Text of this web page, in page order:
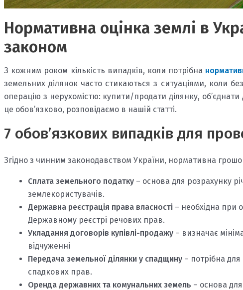
Нормативна оцінка землі в
законом
З кожним роком кількість випадків, коли потрібна
земельних ділянок часто стикаються з ситуаціями, коли
операцію з нерухомістю: купити/продати ділянку,
це обов’язково, розповідаємо в нашій статті.
7 обов’язкових випадків для
Згідно з чинним законодавством України, нормативна
Сплата земельного податку – основа для розрахунку
землекористувачів.
Державна реєстрація права власності – необхідна при
Державному реєстрі речових прав.
Укладання договорів купівлі-продажу – визначає
відчуженні
Передача земельної ділянки у спадщину – потрібна
спадкових прав.
Оренда державних та комунальних земель – основа